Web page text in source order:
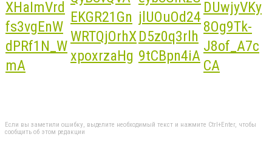
Если вы заметили ошибку, выделите необходимый текст и нажмите Ctrl+Enter, чтобы
сообщить об этом редакции